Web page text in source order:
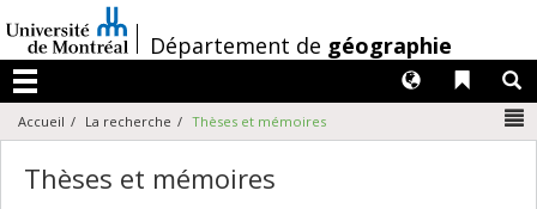
au
contenu
/Département de géographie
Menu
Liens
Langues
Accueil La recherche Thèses et mémoires
Thèses et mémoires